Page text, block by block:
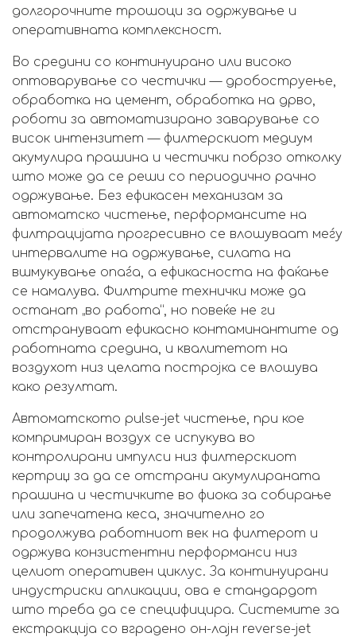
долгорочните трошоци за одржување и
оперативната комплексност.
Во средини со континуирано или високо
оптоварување со честички — дробоструење,
обработка на цемент, обработка на дрво,
роботи за автоматизирано заварување со
висок интензитет — филтерскиот медиум
акумулира прашина и честички побрзо отколку
што може да се реши со периодично рачно
одржување. Без ефикасен механизам за
автоматско чистење, перформансите на
филтрацијата прогресивно се влошуваат меѓу
интервалите на одржување, силата на
вшмукување опаѓа, а ефикасноста на фаќање
се намалува. Филтрите технички може да
останат „во работа“, но повеќе не ги
отстрануваат ефикасно контаминантите од
работната средина, и квалитетот на
воздухот низ целата постројка се влошува
како резултат.
Автоматското pulse-jet чистење, при кое
компримиран воздух се испукува во
контролирани импулси низ филтерскиот
кертриџ за да се отстрани акумулираната
прашина и честичките во фиока за собирање
или запечатена кеса, значително го
продолжува работниот век на филтерот и
одржува конзистентни перформанси низ
целиот оперативен циклус. За континуирани
индустриски апликации, ова е стандардот
што треба да се специфицира. Системите за
екстракција со вградено он-лајн reverse-jet